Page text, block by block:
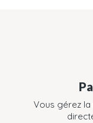
Vous gérez